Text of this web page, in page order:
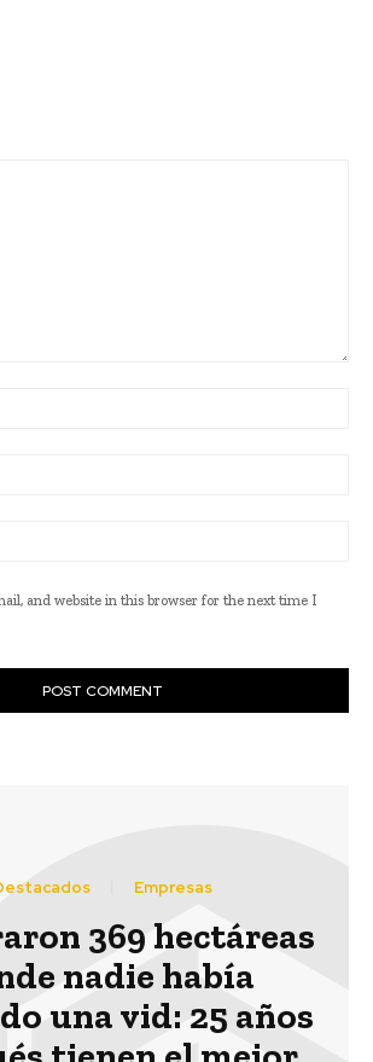
and website in this browser for the next time I